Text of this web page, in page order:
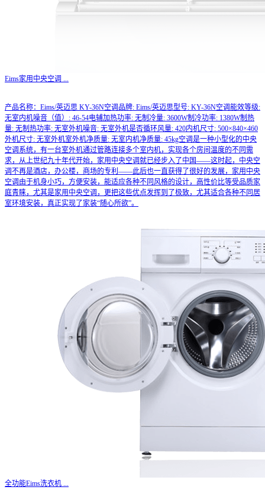
Eims家用中央空调 ...
产品名称：Eims/英迈思 KY-36N空调品牌: Eims/英迈思型号: KY-36N空调能效等级:
无室内机噪音（值）: 46-54电辅加热功率: 无制冷量: 3600W制冷功率: 1380W制热
量: 无制热功率: 无室外机噪音: 无室外机是否循环风量: 420内机尺寸: 500×840×460
外机尺寸: 无室外机室外机净质量: 无室内机净质量: 45kg空调是一种小型化的中央
空调系统，有一台室外机通过管路连接多个室内机，实现各个房间温度的不同需
求，从上世纪九十年代开始，家用中央空调就已经步入了中国——这时起，中央空
调不再是酒店，办公楼，商场的专利——此后也一直获得了很好的发展，家用中央
空调由于机身小巧，方便安装，能适应各种不同风格的设计，高性价比等受品质家
庭青睐，尤其是家用中央空调，更把这些优点发挥到了极致，尤其适合各种不同居
室环境安装，真正实现了家装“随心所欲”。
全功能Eims洗衣机 ...